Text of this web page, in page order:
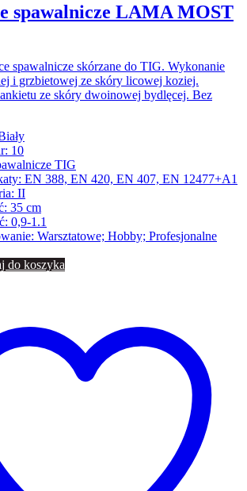
spawalnicze LAMA MOST
spawalnicze skórzane do TIG. Wykonanie
i grzbietowej ze skóry licowej koziej.
ze skóry dwoinowej bydlęcej. Bez
10
TIG
EN 388, EN 420, EN 407, EN 12477+A1
II
35 cm
0,9-1.1
Warsztatowe; Hobby; Profesjonalne
do koszyka